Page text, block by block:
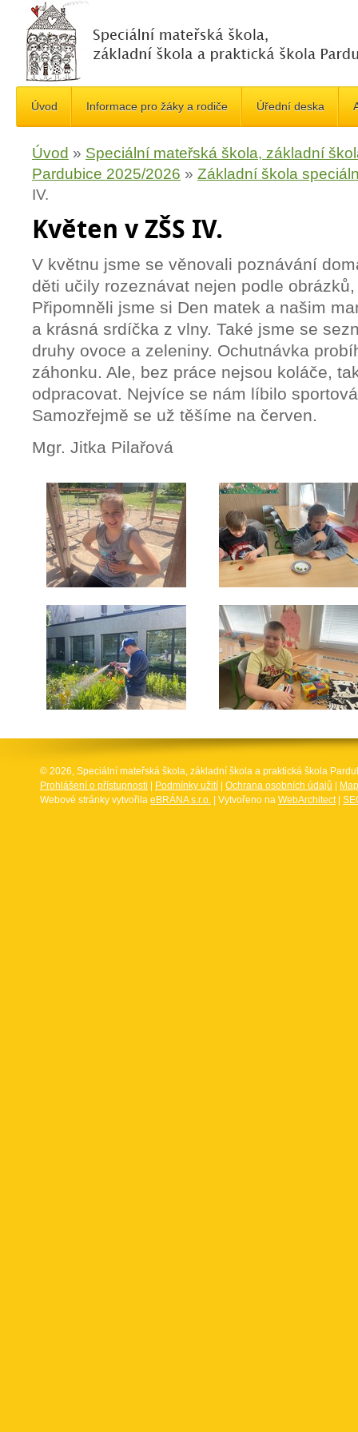
Úvod Informace pro žáky a rodiče Úřední deska
Úvod » Speciální mateřská škola, základní
Pardubice 2025/2026 » Základní škola
IV.
Květen v ZŠS IV.
V květnu jsme se věnovali poznávání
děti učily rozeznávat nejen podle
Připomněli jsme si Den matek a našim
a krásná srdíčka z vlny. Také jsme se
druhy ovoce a zeleniny. Ochutnávka
záhonku. Ale, bez práce nejsou koláče,
odpracovat. Nejvíce se nám líbilo
Samozřejmě se už těšíme na červen.
Mgr. Jitka Pilařová
© 2026, Speciální mateřská škola, základní škola a praktická škola
Prohlášení o přístupnosti
Podmínky užití Ochrana osobních údajů
Webové stránky vytvořila eBRÁNA s.r.o. | Vytvořeno na WebArchitect|